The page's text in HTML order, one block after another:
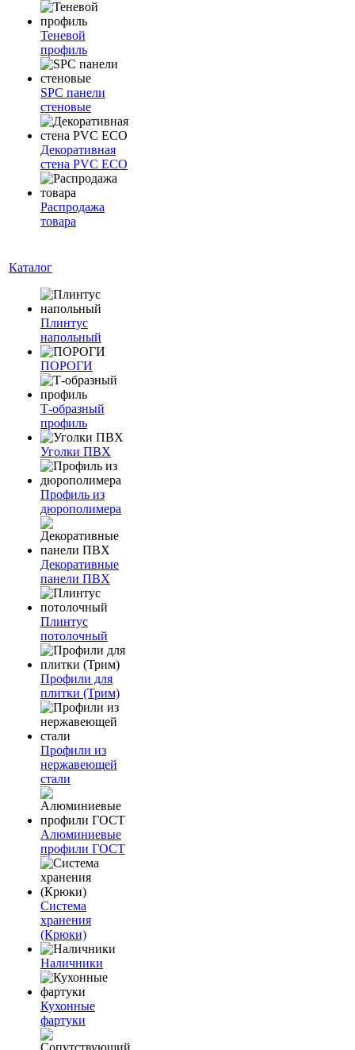
Теневой
профиль
SPC панели
стеновые
Декоративная
стена PVC ECO
Распродажа
товара
Каталог
Плинтус
напольный
ПОРОГИ
Т-образный
профиль
Уголки ПВХ
Профиль из
дюрополимера
Декоративные
панели ПВХ
Плинтус
потолочный
Профили для
плитки (Трим)
Профили из
нержавеющей
стали
Алюминиевые
профили ГОСТ
Система
хранения
(Крюки)
Наличники
Кухонные
фартуки